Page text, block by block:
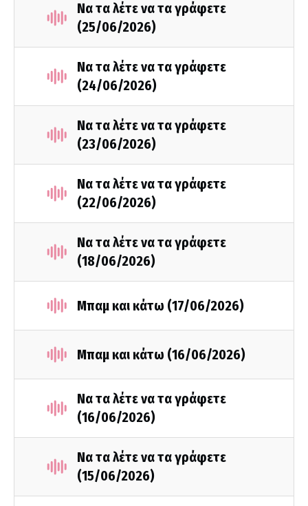
Να τα λέτε να τα γράφετε
(25/06/2026)
Να τα λέτε να τα γράφετε
(24/06/2026)
Να τα λέτε να τα γράφετε
(23/06/2026)
Να τα λέτε να τα γράφετε
(22/06/2026)
Να τα λέτε να τα γράφετε
(18/06/2026)
Μπαμ και κάτω (17/06/2026)
Μπαμ και κάτω (16/06/2026)
Να τα λέτε να τα γράφετε
(16/06/2026)
Να τα λέτε να τα γράφετε
(15/06/2026)